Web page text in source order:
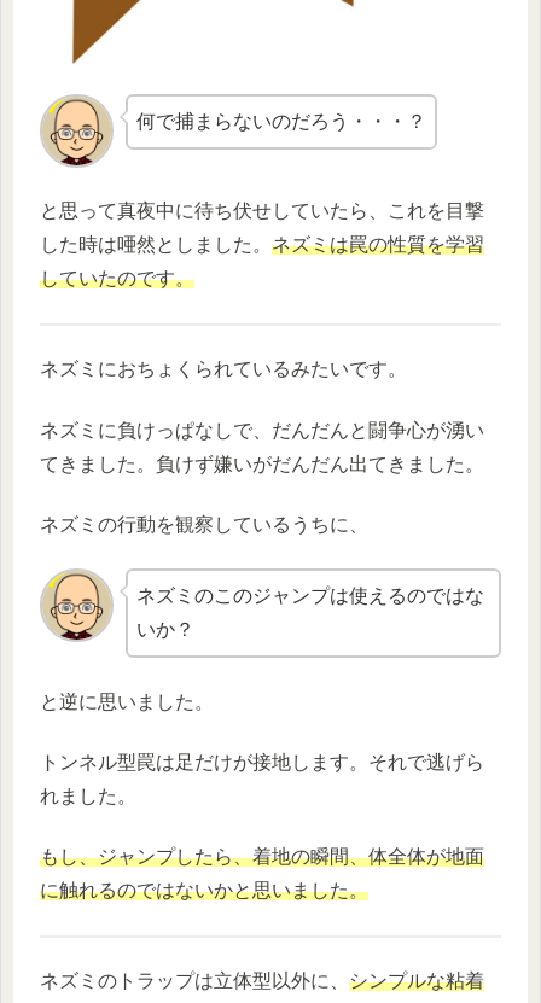
何で捕まらないのだろう・・・？
と思って真夜中に待ち伏せしていたら、これを目撃
した時は唖然としました。 ネズミは罠の性質を学習
していたのです。
ネズミにおちょくられているみたいです。
ネズミに負けっぱなしで、だんだんと闘争心が湧い
てきました。負けず嫌いがだんだん出てきました。
ネズミの行動を観察しているうちに、
ネズミのこのジャンプは使えるのではな
いか？
と逆に思いました。
トンネル型罠は足だけが接地します。それで逃げら
れました。
もし、ジャンプしたら、着地の瞬間、体全体が地面
に触れるのではないかと思いました。
ネズミのトラップは立体型以外に、 シンプルな粘着